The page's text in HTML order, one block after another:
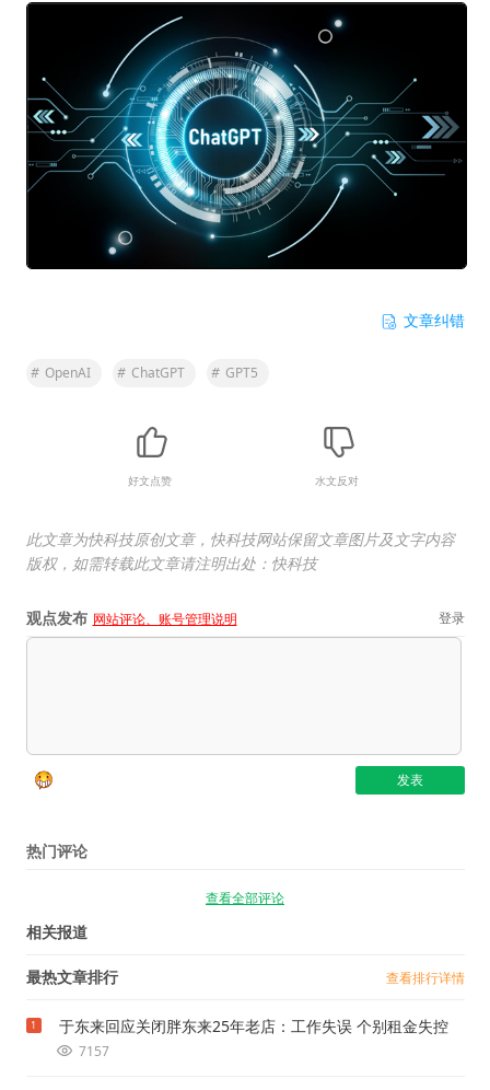
文章纠错
# OpenAI # ChatGPT # GPT5
好文点赞 水文反对
此文章为快科技原创文章，快科技网站保留文章图片及文字内容
版权，如需转载此文章请注明出处：快科技
观点发布 网站评论、账号管理说明 登录
热门评论
查看全部评论
相关报道
最热文章排行 查看排行详情
1 于东来回应关闭胖东来25年老店：工作失误 个别租金失控
7157